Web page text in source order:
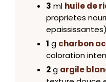
3 ml huile de
proprietes
epaississantes)
1 g charbon
coloration
2g argile